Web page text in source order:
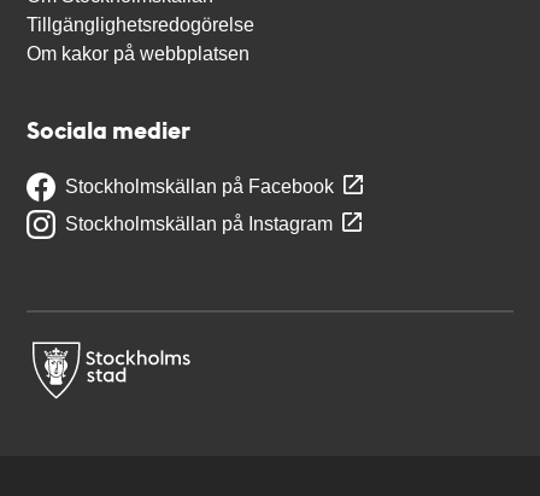
Tillgänglighetsredogörelse
Om kakor på webbplatsen
Sociala medier
Stockholmskällan på Facebook
Stockholmskällan på Instagram